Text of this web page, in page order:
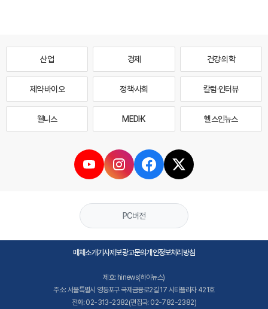
산업 경제 건강·의학
제약·바이오 정책·사회 칼럼·인터뷰
웰니스 MEDI·K 헬스인뉴스
PC버전
매체소개기사제보광고문의개인정보처리방침
제호: hinews(하이뉴스)
주소: 서울특별시 영등포구 국제금융로2길 17 시티플라자 421호
전화: 02-313-2382(편집국: 02-782-2382)